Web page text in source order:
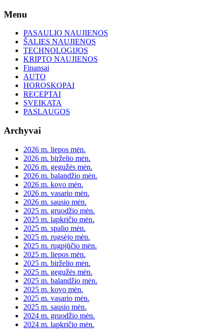
Skip
content
Menu
PASAULIO NAUJIENOS
ŠALIES NAUJIENOS
TECHNOLOGIJOS
KRIPTO NAUJIENOS
Finansai
AUTO
HOROSKOPAI
RECEPTAI
SVEIKATA
PASLAUGOS
Archyvai
2026 m. liepos mėn.
2026 m. birželio mėn.
2026 m. gegužės mėn.
2026 m. balandžio mėn.
2026 m. kovo mėn.
2026 m. vasario mėn.
2026 m. sausio mėn.
2025 m. gruodžio mėn.
2025 m. lapkričio mėn.
2025 m. spalio mėn.
2025 m. rugsėjo mėn.
2025 m. rugpjūčio mėn.
2025 m. liepos mėn.
2025 m. birželio mėn.
2025 m. gegužės mėn.
2025 m. balandžio mėn.
2025 m. kovo mėn.
2025 m. vasario mėn.
2025 m. sausio mėn.
2024 m. gruodžio mėn.
2024 m. lapkričio mėn.